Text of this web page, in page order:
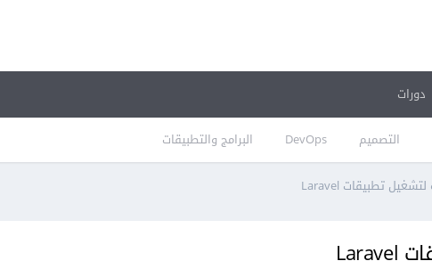
التصميم DevOps البرامج والتطبيقات
دورات